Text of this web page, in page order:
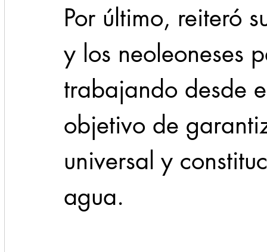
Por último, reiteró
y los neoleoneses
trabajando desde
objetivo de
universal y
agua.